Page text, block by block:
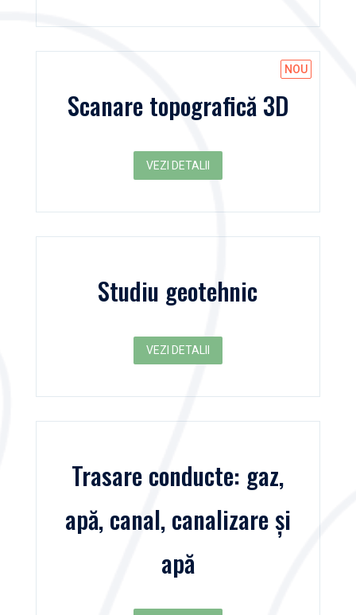
Scanare topografică 3D
VEZI DETALII
Studiu geotehnic
VEZI DETALII
Trasare conducte: gaz,
apă, canal, canalizare și
apă